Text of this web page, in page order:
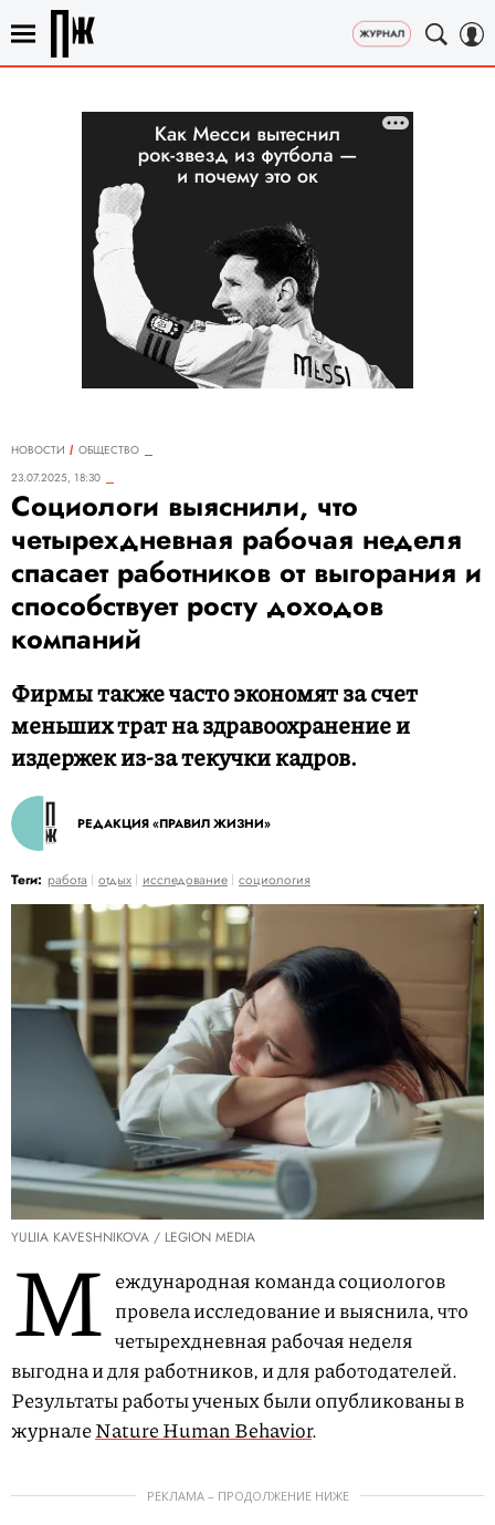
НОВОСТИ
ОБЩЕСТВО
23.07.2025, 18:30
Социологи выяснили, что
четырехдневная рабочая неделя
спасает работников от выгорания и
способствует росту доходов
компаний
Фирмы также часто экономят за счет
меньших трат на здравоохранение и
издержек из-за текучки кадров.
РЕДАКЦИЯ «ПРАВИЛ ЖИЗНИ»
Теги: работа отдых исследование социология
YULIIA KAVESHNIKOVA / LEGION MEDIA
М еждународная команда социологов
провела исследование и выяснила, что
четырехдневная рабочая неделя
выгодна и для работников, и для работодателей.
Результаты работы ученых были опубликованы в
журналеNature Human Behavior.
РЕКЛАМА – ПРОДОЛЖЕНИЕ НИЖЕ